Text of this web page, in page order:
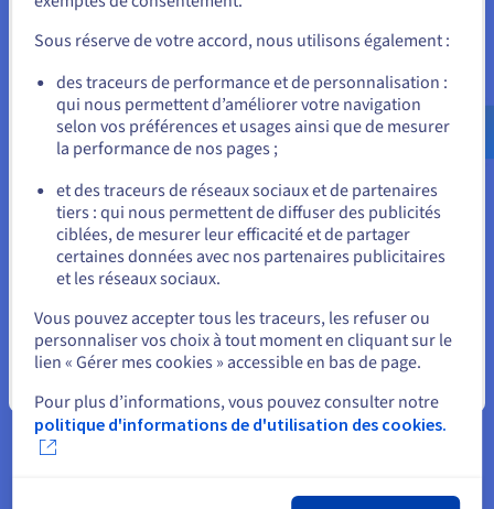
Augmentez votre protection avec
Network Security Dashboard
Grâce à l'observabilité fournie, vous obtenez des
informations et un contrôle immédiats sur la manière dont
vos services d’IP publiques sont protégés contre les attaques
réseau par les systèmes de défense réseau d'OVHcloud.
Centralisation :accédez directement à votre espace client
et obtenez des informations immédiates pour la protection
de votre réseau.
Outils de monitoring avancés :le tableau de bord fournit
des journaux d'activité anti-DDoS complets, des graphiques
Allez sur le site États-Unis
us.ovhcloud.com/security Anglais USD - $
ou
Rester sur le site actuel
Sélectionner un autre site web
Sous réserve de votre accord, nous utilisons également :
des traceurs de performance et de personnalisation :
qui nous permettent d’améliorer votre navigation
selon vos préférences et usages ainsi que de mesurer
la performance de nos pages ;
et des traceurs de réseaux sociaux et de partenaires
tiers : qui nous permettent de diffuser des publicités
ciblées, de mesurer leur efficacité et de partager
certaines données avec nos partenaires publicitaires
et les réseaux sociaux.
Vous pouvez accepter tous les traceurs, les refuser ou
personnaliser vos choix à tout moment en cliquant sur le
lien « Gérer mes cookies » accessible en bas de page.
Pour plus d’informations, vous pouvez consulter notre
politique d'informations de d'utilisation des cookies.